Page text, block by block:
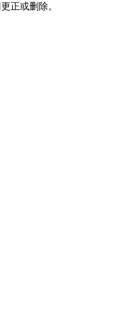
正或删除。